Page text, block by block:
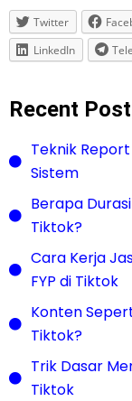
Twitter
LinkedIn
Recent Post
Teknik
Sistem
Berapa
Tiktok?
Cara Kerja
FYP di Tiktok
Konten
Tiktok?
Trik Dasar
Tiktok